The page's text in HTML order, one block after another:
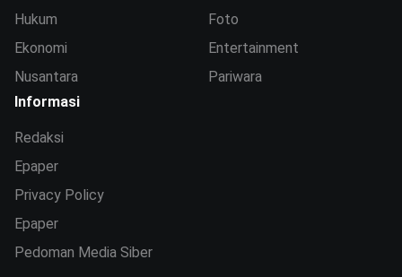
Hukum
Ekonomi
Nusantara
Foto
Entertainment
Pariwara
Informasi
Redaksi
Epaper
Privacy Policy
Epaper
Pedoman Media Siber